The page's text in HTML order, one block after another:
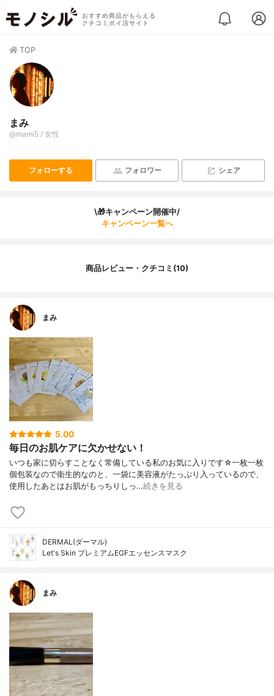
おすすめ商品がもらえる
クチコミポイ活サイト
TOP
まみ
@mami5 / 女性
フォローする フォロワー シェア
\🎁キャンペーン開催中/
キャンペーン一覧へ
商品レビュー・クチコミ(10)
まみ
5.00
毎日のお肌ケアに欠かせない！
いつも家に切らすことなく常備している私のお気に入りです☆一枚一枚
個包装なので衛生的なのと、一袋に美容液がたっぷり入っているので、
使用したあとはお肌がもっちりしっ…続きを見る
DERMAL(ダーマル)
Let's Skin プレミアムEGFエッセンスマスク
まみ